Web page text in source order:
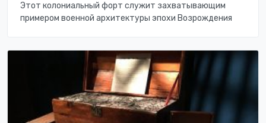
Этот колониальный форт служит захватывающим
примером военной архитектуры эпохи Возрождения